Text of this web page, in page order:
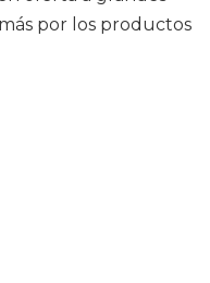
por los productos